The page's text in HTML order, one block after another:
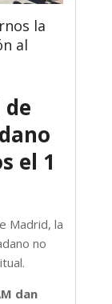
la
al
el 1
Madrid, la
no
dan